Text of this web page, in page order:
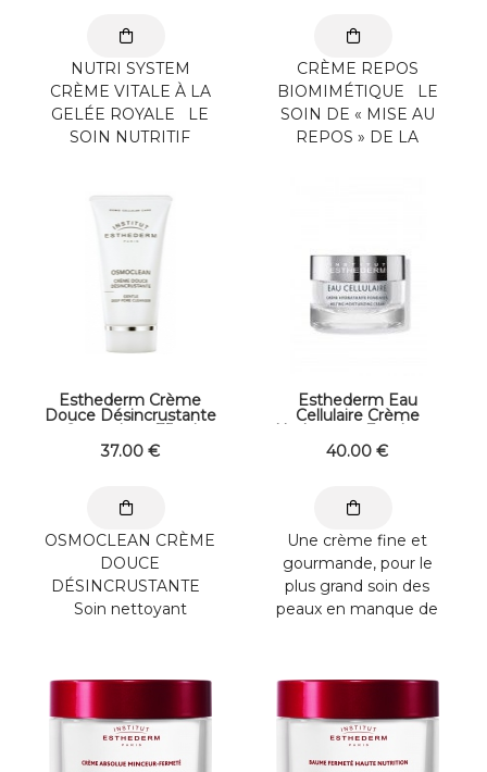
NUTRI SYSTEM
CRÈME VITALE À LA
GELÉE ROYALE LE
SOIN NUTRITIF
crème doit son ...
CRÈME REPOS
BIOMIMÉTIQUE LE
SOIN DE « MISE AU
REPOS » DE LA
Esthederm Crème
Douce Désincrustante
Osmoclean 75 ml
37.00 €
OSMOCLEAN CRÈME
DOUCE
DÉSINCRUSTANTE
Soin nettoyant
...
Esthederm Eau
Cellulaire Crème
Hydratante Fondante
50 ml
40.00 €
Une crème fine et
gourmande, pour le
plus grand soin des
peaux en manque de
convient ...